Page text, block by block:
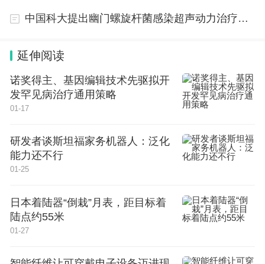
学生的压力还是有的，在答辩的台上看着导师和教授
即便是再优秀的学生，也是抵挡不住这样的压力。其
中一位网友记录了自己答辩现场的氛围，真的是大气
都不敢喘，隔着屏幕都能看出学生紧张的心情。
就好像审案现场一样。不少网友看后也表示：这哪是
毕业答辩，好像在开家长会一样。
台下的大佬们也开始一个个的抛出问题，强大的压迫
中国科大提出幽门螺旋杆菌感染超声动力治疗方案
延伸阅读
诺奖得主、基因编辑技术先驱拟开
发罕见病治疗通用策略
01-17
研发者谈斯坦福家务机器人：泛化
能力还不行
01-25
日本着陆器“倒栽”月表，距目标着
陆点约55米
01-27